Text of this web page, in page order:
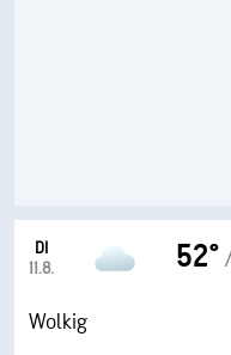
DI
11.8.
52°
Wolkig